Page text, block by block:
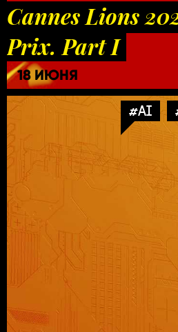
Cannes Lions
Prix. Part I
18 ИЮНЯ
#AI